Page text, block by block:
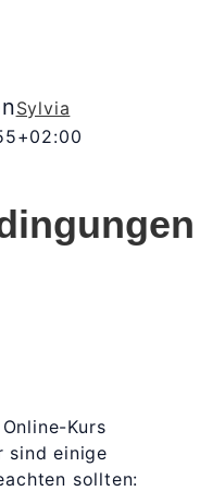
Sylvia
Kurs
sind einige
sollten: